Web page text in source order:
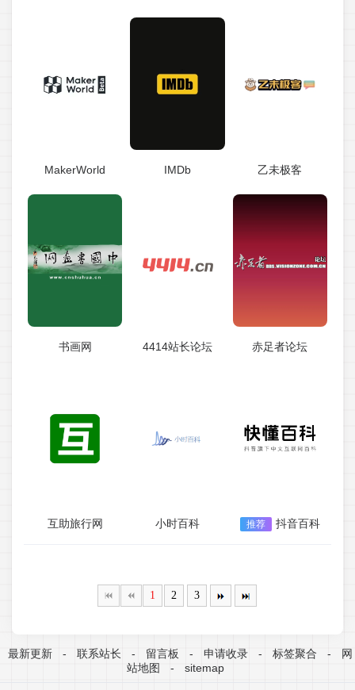
MakerWorld IMDb 乙未极客
书画网 4414站长论坛 赤足者论坛
互助旅行网 小时百科 推荐 抖音百科
1 2 3
最新更新 - 联系站长 - 留言板 - 申请收录 - 标签聚合 -
网
站地图
- sitemap